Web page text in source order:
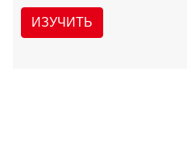
ИЗУЧИТЬ